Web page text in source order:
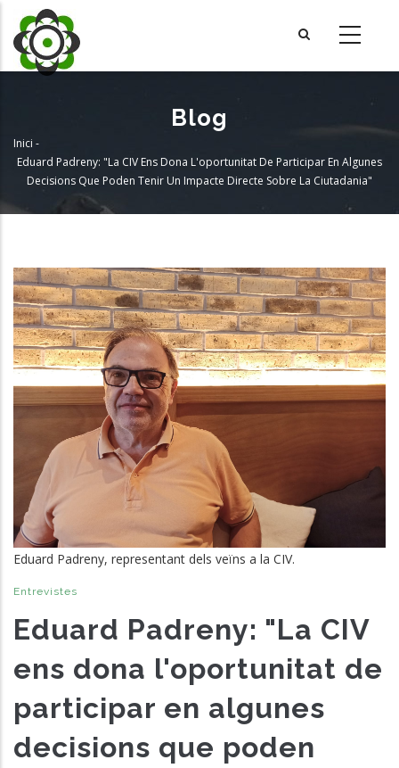
contingut
Blog
Fil
d'Ariadna
Inici -
Eduard Padreny: "La CIV Ens Dona L'oportunitat De Participar En Algunes
Decisions Que Poden Tenir Un Impacte Directe Sobre La Ciutadania"
Eduard Padreny, representant dels veïns a la CIV.
Entrevistes
Eduard Padreny: "La CIV
ens dona l'oportunitat de
participar en algunes
decisions que poden